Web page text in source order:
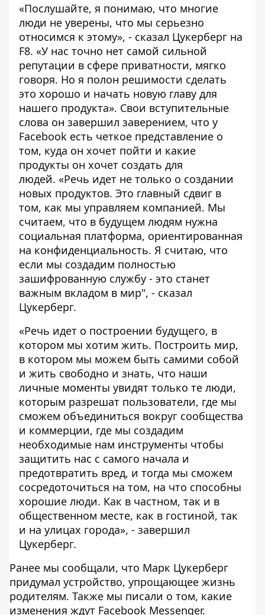
«Послушайте, я понимаю, что многие
люди не уверены, что мы серьезно
относимся к этому», - сказал Цукерберг на
F8. «У нас точно нет самой сильной
репутации в сфере приватности, мягко
говоря. Но я полон решимости сделать
это хорошо и начать новую главу для
нашего продукта». Свои вступительные
слова он завершил заверением, что у
Facebook есть четкое представление о
том, куда он хочет пойти и какие
продукты он хочет создать для
людей. «Речь идет не только о создании
новых продуктов. Это главный сдвиг в
том, как мы управляем компанией. Мы
считаем, что в будущем людям нужна
социальная платформа, ориентированная
на конфиденциальность. Я считаю, что
если мы создадим полностью
зашифрованную службу - это станет
важным вкладом в мир", - сказал
Цукерберг.
«Речь идет о построении будущего, в
котором мы хотим жить. Построить мир,
в котором мы можем быть самими собой
и жить свободно и знать, что наши
личные моменты увидят только те люди,
которым разрешат пользователи, где мы
сможем объединиться вокруг сообщества
и коммерции, где мы создадим
необходимые нам инструменты чтобы
защитить нас с самого начала и
предотвратить вред, и тогда мы сможем
сосредоточиться на том, на что способны
хорошие люди. Как в частном, так и в
общественном месте, как в гостиной, так
и на улицах города», - завершил
Цукерберг.
Ранее мы сообщали, что Марк Цукерберг
придумал устройство, упрощающее жизнь
родителям. Также мы писали о том, какие
изменения ждут Facebook Messenger.